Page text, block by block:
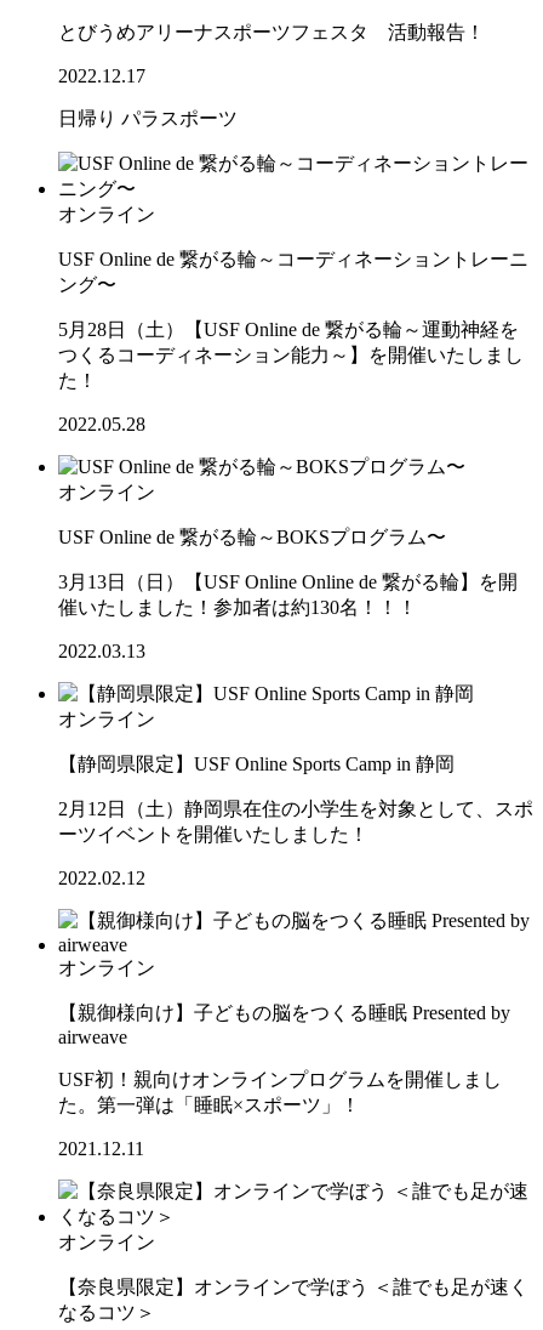
とびうめアリーナスポーツフェスタ 活動報告！
2022.12.17
日帰り パラスポーツ
オンライン
USF Online de 繋がる輪～コーディネーショントレーニ
ング〜
5月28日（土）【USF Online de 繋がる輪～運動神経を
つくるコーディネーション能力～】を開催いたしまし
た！
2022.05.28
オンライン
USF Online de 繋がる輪～BOKSプログラム〜
3月13日（日）【USF Online Online de 繋がる輪】を開
催いたしました！参加者は約130名！！！
2022.03.13
オンライン
【静岡県限定】USF Online Sports Camp in 静岡
2月12日（土）静岡県在住の小学生を対象として、スポ
ーツイベントを開催いたしました！
2022.02.12
オンライン
【親御様向け】子どもの脳をつくる睡眠 Presented by
airweave
USF初！親向けオンラインプログラムを開催しまし
た。第一弾は「睡眠×スポーツ」！
2021.12.11
オンライン
【奈良県限定】オンラインで学ぼう ＜誰でも足が速く
なるコツ＞